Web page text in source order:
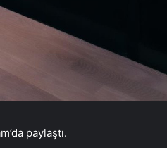
paylaştı.